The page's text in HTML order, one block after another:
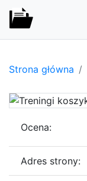
Strona główna
Ocena:
Adres strony: